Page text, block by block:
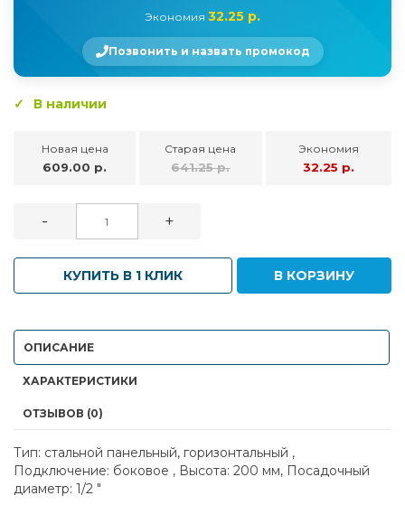
Экономия 32.25 р.
Позвонить и назвать промокод
В наличии
Новая цена
609.00 р.
Старая цена
641.25 р.
Экономия
32.25 р.
- +
КУПИТЬ В 1 КЛИК В КОРЗИНУ
ОПИСАНИЕ
ХАРАКТЕРИСТИКИ
ОТЗЫВОВ (0)
Тип: стальной панельный, горизонтальный ,
Подключение: боковое , Высота: 200 мм, Посадочный
диаметр: 1/2 "